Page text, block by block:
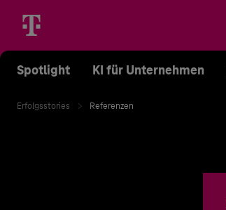
Spotlight KI für Unternehmen
Erfolgsstories Referenzen